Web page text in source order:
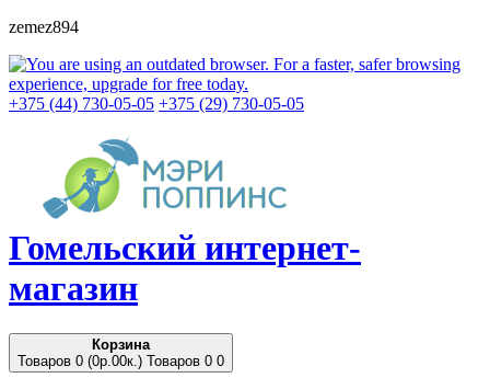
zemez894
+375 (44) 730-05-05 +375 (29) 730-05-05
Гомельский интернет-
магазин
Корзина
Товаров 0 (0p.00к.) Товаров 0 0